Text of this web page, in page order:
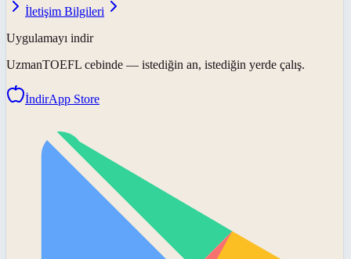
İletişim Bilgileri
Uygulamayı indir
UzmanTOEFL cebinde — istediğin an, istediğin yerde çalış.
İndirApp Store